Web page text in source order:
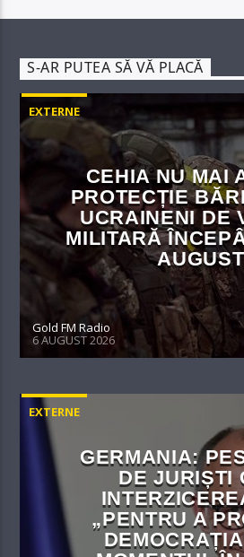
S-AR PUTEA SĂ VĂ PLACĂ
EXTERNE
CEHIA NU MAI
PROTECȚIE
UCRAINENI DE
MILITARĂ
AUGUST
Gold FM Radio
6 AUGUST 2026
EXTERNE
GERMANIA:
DE JURIȘTI
„PENTRU A